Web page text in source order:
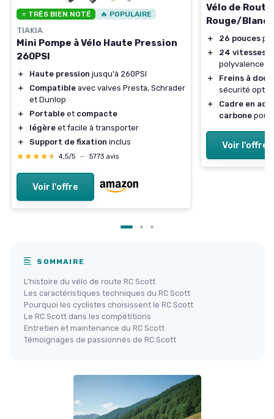
⭐ TRÈS BIEN NOTÉ 🔥 POPULAIRE
TIAKIA
Mini Pompe à Vélo Haute Pression
260PSI
＋ Haute pression jusqu'à 260PSI
＋
Compatible avec valves Presta, Schrader
et Dunlop
＋
Portable et compacte
＋
légère et facile à transporter
＋
Support de fixation inclus
★★★★★
★★★★★ 4,5/5 — 5773 avis
Voir l'offre
Vélo de
Rouge/Blanc
＋ 26 pouces
＋
24 vitesses
polyvalence
＋
Freins à
sécurité
＋
Cadre en
carbone pour
Voir l'offre
SOMMAIRE
L'histoire du vélo de route RC Scott
Les caractéristiques techniques du RC Scott
Pourquoi les cyclistes choisissent le RC Scott
Le RC Scott dans les compétitions
Entretien et maintenance du RC Scott
Témoignages de passionnés de RC Scott